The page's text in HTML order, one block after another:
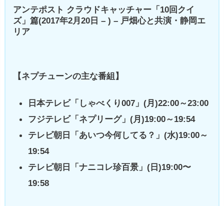
アンテポスト クラウドキャッチャー「10回クイ
ズ」篇(2017年2月20日 – ) – 戸畑心と共演・静岡エ
リア
【ネプチューンの主な番組】
日本テレビ「しゃべくり007」(月)22:00～23:00
フジテレビ「ネプリーグ」(月)19:00～19:54
テレビ朝日「あいつ今何してる？」(水)19:00～
19:54
テレビ朝日「ナニコレ珍百景」(日)19:00〜
19:58